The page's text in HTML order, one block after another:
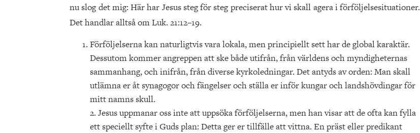
nu slog det mig: Här har Jesus steg för steg preciserat hur vi skall agera i förföljelsesituationer.
Det handlar alltså om Luk. 21:12–19.
Förföljelserna kan naturligtvis vara lokala, men principiellt sett har de global karaktär.
Dessutom kommer angreppen att ske både utifrån, från världens och myndigheternas
sammanhang, och inifrån, från diverse kyrkoledningar. Det antyds av orden: Man skall
utlämna er åt synagogor och fängelser och ställa er inför kungar och landshövdingar för
mitt namns skull.
2. Jesus uppmanar oss inte att uppsöka förföljelserna, men han visar att de ofta kan fylla
ett speciellt syfte i Guds plan: Detta ger er tillfälle att vittna. En präst eller predikant